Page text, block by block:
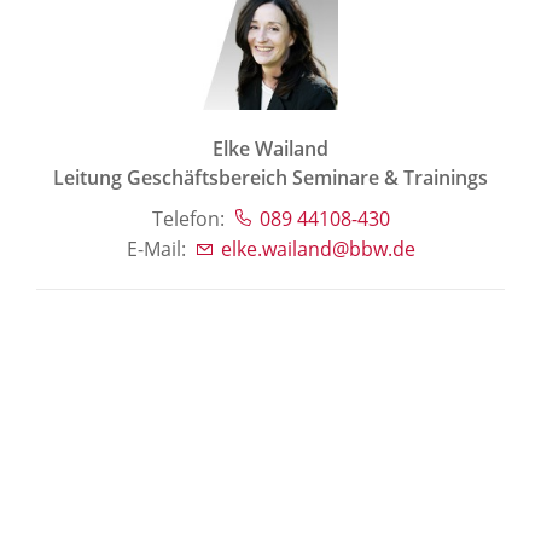
Elke Wailand
Leitung Geschäftsbereich Seminare & Trainings
Telefon:
089 44108-430
E-Mail:
elke.wailand@bbw.de